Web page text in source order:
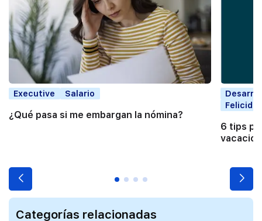
Executive Salario
¿Qué pasa si me embargan la nómina?
6 tips
Categorías relacionadas